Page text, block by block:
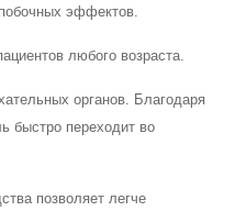
эффектов.
любого возраста.
органов. Благодаря
быстро переходит во
позволяет легче